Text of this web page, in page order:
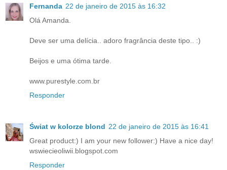
Fernanda 22 de janeiro de 2015 às 16:32
Olá Amanda.
Deve ser uma delícia.. adoro fragrância deste tipo.. :)
Beijos e uma ótima tarde.
www.purestyle.com.br
Responder
Świat w kolorze blond 22 de janeiro de 2015 às 16:41
Great product:) I am your new follower:) Have a nice day!
wswiecieoliwii.blogspot.com
Responder